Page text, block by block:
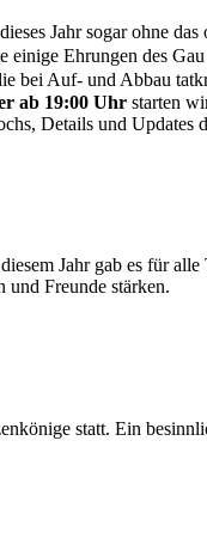
Jahr sogar ohne das
Ehrungen des
bei Auf- und Abbau
ab 19:00 Uhr starten
Details und Updates
Jahr gab es für
und Freunde stärken.
statt. Ein